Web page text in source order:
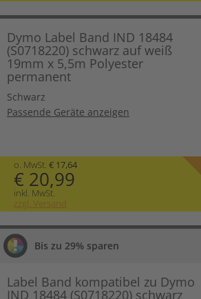
Dymo Label Band IND 18484
(S0718220) schwarz auf weiß
19mm x 5,5m Polyester
permanent
Schwarz
Passende Geräte anzeigen
o. MwSt. € 17,64
€ 20,99
inkl. MwSt.
zzgl. Versand
Bis zu 29% sparen
Label Band kompatibel zu Dymo
IND 18484 (S0718220) schwarz